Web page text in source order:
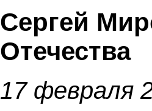
Сергей
Отечества
17 февраля